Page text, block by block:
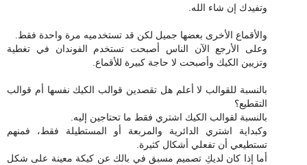
وتفيدك إن شاء الله.
والأقماع الأخرى بعضها جميل لكن قد تستخدميه مرة واحدة فقط.
وعلى الأرجع الآن الناس أصبحت تستخدم الفوندان في تغطية
وتزيين الكيك وأصبحت لا حاجة كبيرة للأقماع.
بالنسبة للقوالب لا أعلم هل تقصدين قوالب الكيك نفسها أم قوالب
التقطيع؟
بالنسبة لقوالب الكيك اشتري فقط ما تحتاجين إليه.
وكبداية اشتري الدائرية والمربعة أو المستطيلة فقط، فمنهم
تستطيعي أن تفعلي أشكال كثيرة.
أما إذا كان لديكِ تصميم مسبق في بالك عن كيكة معينة على شكل